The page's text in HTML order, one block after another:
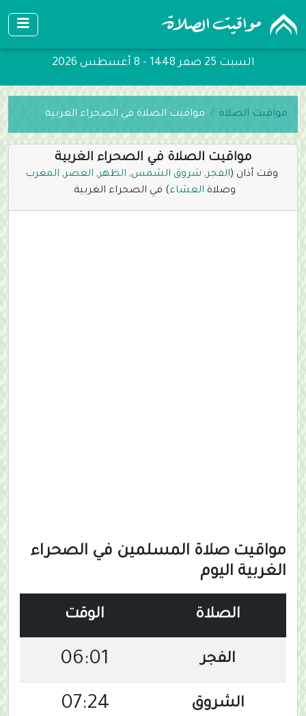
السبت 25 صفر 1448 - 8 أغسطس 2026
مواقيت الصلاة مواقيت الصلاة في الصحراء الغربية
مواقيت الصلاة في الصحراء الغربية
وقت أذان (الفجر, شروق الشمس, الظهر, العصر, المغرب
وصلاة العشاء) في الصحراء الغربية
مواقيت صلاة المسلمين في الصحراء
الغربية اليوم
الصلاة الوقت
الفجر 06:01
الشروق 07:24